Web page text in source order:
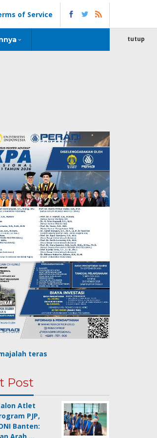
of Service
tutup
Post
Atlet
PJP,
Banten: